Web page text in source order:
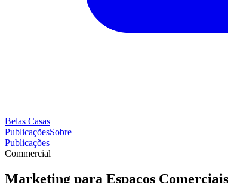
Belas Casas
PublicaçõesSobre
Publicações
Commercial
Marketing para Espaços